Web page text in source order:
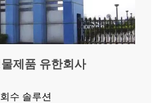
제품 유한회사
수 솔루션